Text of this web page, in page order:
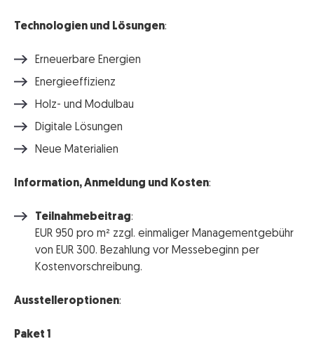
Technologien und Lösungen:
Erneuerbare Energien
Energieeffizienz
Holz- und Modulbau
Digitale Lösungen
Neue Materialien
Information, Anmeldung und Kosten:
Teilnahmebeitrag:
EUR 950 pro m² zzgl. einmaliger Managementgebühr
von EUR 300. Bezahlung vor Messebeginn per
Kostenvorschreibung.
Ausstelleroptionen:
Paket 1